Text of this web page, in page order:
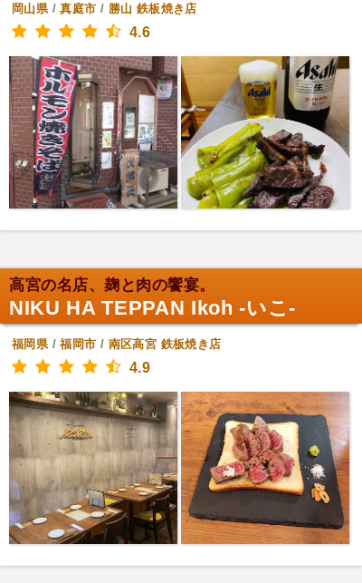
岡山県/真庭市 / 勝山 鉄板焼き店
4.6
高宮の名店、麹と肉の饗宴。
NIKU HA TEPPAN Ikoh -いこ-
福岡県/福岡市 / 南区高宮 鉄板焼き店
4.9